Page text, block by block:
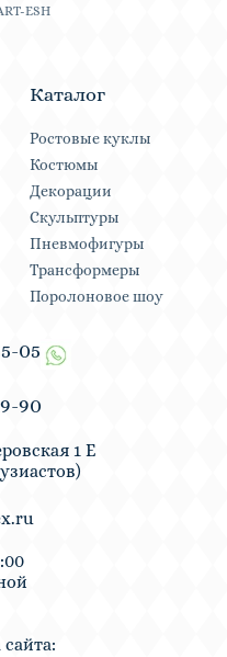
ESH
Каталог
Ростовые куклы
Костюмы
Декорации
Скульптуры
Пневмофигуры
Трансформеры
Поролоновое шоу
05
90
1 Е